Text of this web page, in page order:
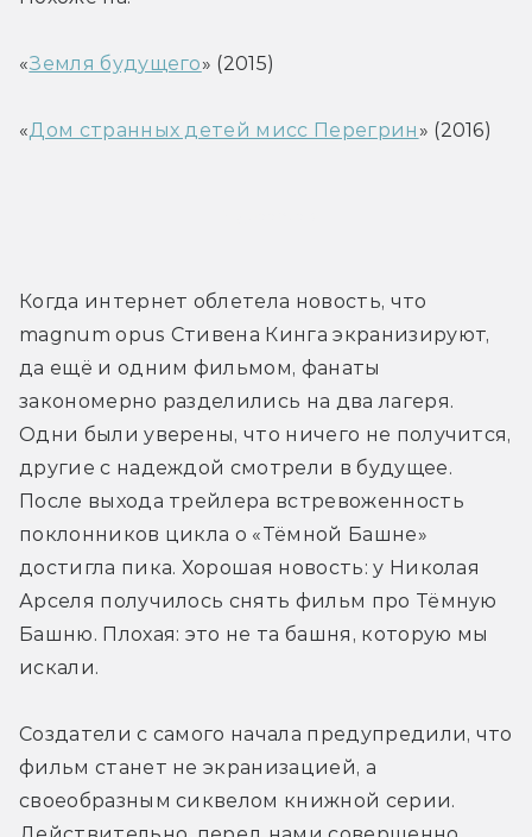
«Земля будущего» (2015)
«Дом странных детей мисс Перегрин » (2016)
Когда интернет облетела новость, что
magnum opus Стивена Кинга экранизируют,
да ещё и одним фильмом, фанаты
закономерно разделились на два лагеря.
Одни были уверены, что ничего не получится,
другие с надеждой смотрели в будущее.
После выхода трейлера встревоженность
поклонников цикла о «Тёмной Башне»
достигла пика. Хорошая новость: у Николая
Арселя получилось снять фильм про Тёмную
Башню. Плохая: это не та башня, которую мы
искали.
Создатели с самого начала предупредили, что
фильм станет не экранизацией, а
своеобразным сиквелом книжной серии.